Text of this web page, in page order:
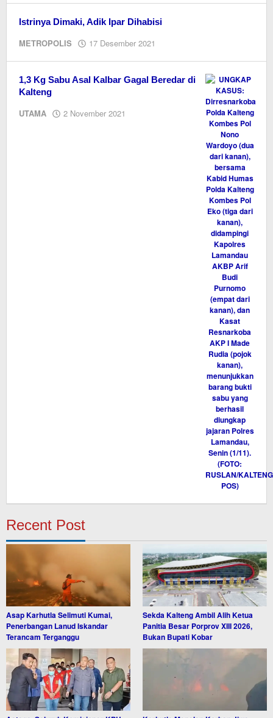
Istrinya Dimaki, Adik Ipar Dihabisi
METROPOLIS 17 Desember 2021
kaltengonline.com
1,3 Kg Sabu Asal Kalbar Gagal Beredar di
Kalteng
UTAMA 2 November 2021
Recent Post
Asap Karhutla Selimuti Kumai,
Penerbangan Lanud Iskandar
Terancam Terganggu
Sekda Kalteng Ambil Alih Ketua
Panitia Besar Porprov XIII 2026,
Bukan Bupati Kobar